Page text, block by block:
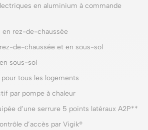
en aluminium à commande
en rez-de-chaussée
de-chaussée et en sous-sol
sous-sol
tous les logements
par pompe à chaleur
d’une serrure 5 points latéraux A2P**
d’accès par Vigik®